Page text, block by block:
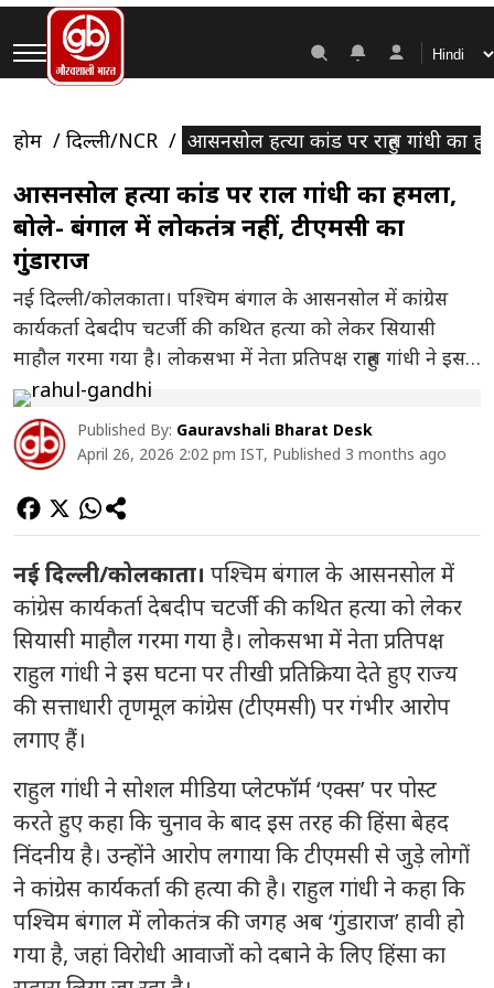
होम दिल्ली/NCR आसनसोल हत्या कांड पर राहुल गांधी का
आसनसोल हत्या कांड पर राहुल गांधी का हमला,
बोले- बंगाल में लोकतंत्र नहीं, टीएमसी का
गुंडाराज
नई दिल्ली/कोलकाता। पश्चिम बंगाल के आसनसोल में कांग्रेस
कार्यकर्ता देबदीप चटर्जी की कथित हत्या को लेकर सियासी
माहौल गरमा गया है। लोकसभा में नेता प्रतिपक्ष राहुल गांधी ने इस
घटना पर तीखी प्रतिक्रिया देते हुए राज्य की सत्ताधारी तृणमूल
कांग्रेस (टीएमसी) पर गंभीर आरोप लगाए हैं। राहुल गांधी ने सोशल
मीडिया प्लेटफॉर्म ‘एक्स’ पर पोस्ट […]
Published By: Gauravshali Bharat Desk
April 26, 2026 2:02 pm IST, Published 3 months ago
नई दिल्ली/कोलकाता। पश्चिम बंगाल के आसनसोल में
कांग्रेस कार्यकर्ता देबदीप चटर्जी की कथित हत्या को लेकर
सियासी माहौल गरमा गया है। लोकसभा में नेता प्रतिपक्ष
राहुल गांधी ने इस घटना पर तीखी प्रतिक्रिया देते हुए राज्य
की सत्ताधारी तृणमूल कांग्रेस (टीएमसी) पर गंभीर आरोप
लगाए हैं।
राहुल गांधी ने सोशल मीडिया प्लेटफॉर्म ‘एक्स’ पर पोस्ट
करते हुए कहा कि चुनाव के बाद इस तरह की हिंसा बेहद
निंदनीय है। उन्होंने आरोप लगाया कि टीएमसी से जुड़े लोगों
ने कांग्रेस कार्यकर्ता की हत्या की है। राहुल गांधी ने कहा कि
पश्चिम बंगाल में लोकतंत्र की जगह अब ‘गुंडाराज’ हावी हो
गया है, जहां विरोधी आवाजों को दबाने के लिए हिंसा का